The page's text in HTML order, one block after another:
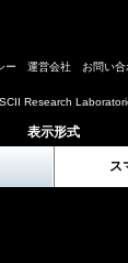
ー 運営会社 お問い
Research
表示形式
ス